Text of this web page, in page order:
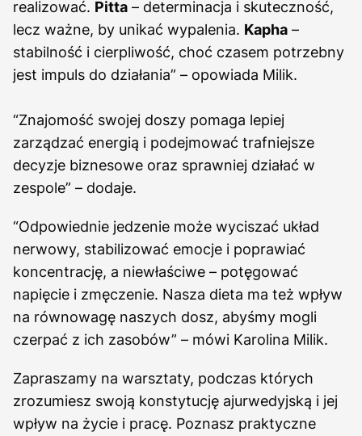
realizować. Pitta – determinacja i skuteczność,
lecz ważne, by unikać wypalenia. Kapha –
stabilność i cierpliwość, choć czasem potrzebny
jest impuls do działania” – opowiada Milik.
“Znajomość swojej doszy pomaga lepiej
zarządzać energią i podejmować trafniejsze
decyzje biznesowe oraz sprawniej działać w
zespole” – dodaje.
“Odpowiednie jedzenie może wyciszać układ
nerwowy, stabilizować emocje i poprawiać
koncentrację, a niewłaściwe – potęgować
napięcie i zmęczenie. Nasza dieta ma też wpływ
na równowagę naszych dosz, abyśmy mogli
czerpać z ich zasobów” – mówi Karolina Milik.
Zapraszamy na warsztaty, podczas których
zrozumiesz swoją konstytucję ajurwedyjską i jej
wpływ na życie i pracę. Poznasz praktyczne